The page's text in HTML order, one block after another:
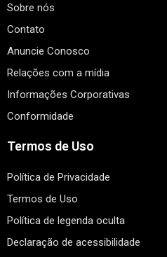
Sobre nós
Contato
Anuncie Conosco
Relações com a mídia
Informações Corporativas
Conformidade
Termos de Uso
Política de Privacidade
Termos de Uso
Política de legenda oculta
Declaração de acessibilidade